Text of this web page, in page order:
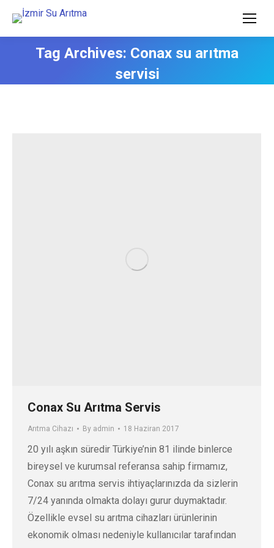
Tag Archives: Conax su arıtma
servisi
Conax Su Arıtma Servis
Arıtma Cihazı By admin 18 Haziran 2017
20 yılı aşkın süredir Türkiye’nin 81 ilinde binlerce
bireysel ve kurumsal referansa sahip firmamız,
Conax su arıtma servis ihtiyaçlarınızda da sizlerin
7/24 yanında olmakta dolayı gurur duymaktadır.
Özellikle evsel su arıtma cihazları ürünlerinin
ekonomik olması nedeniyle kullanıcılar tarafından